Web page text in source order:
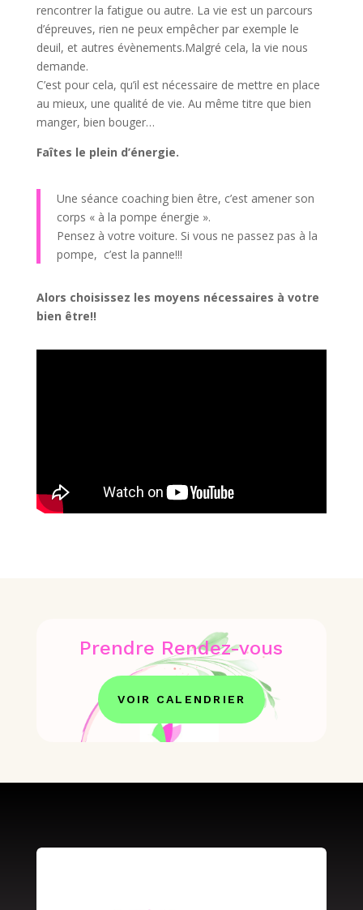
rencontrer la fatigue ou autre. La vie est un parcours
d’épreuves, rien ne peux empêcher par exemple le
deuil, et autres évènements.Malgré cela, la vie nous
demande.
C’est pour cela, qu’il est nécessaire de mettre en place
au mieux, une qualité de vie. Au même titre que bien
manger, bien bouger…
Faîtes le plein d’énergie.
Une séance coaching bien être, c’est amener son
corps « à la pompe énergie ».
Pensez à votre voiture. Si vous ne passez pas à la
pompe, c’est la panne!!!
Alors choisissez les moyens nécessaires à votre
bien être!!
Prendre Rendez-vous
VOIR CALENDRIER